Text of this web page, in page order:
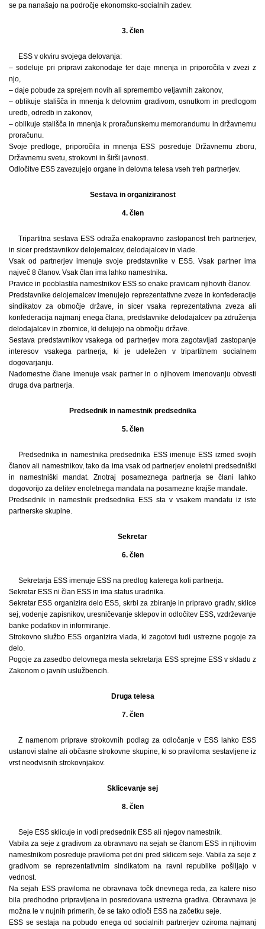
se pa nanašajo na področje ekonomsko-socialnih zadev.
3. člen
ESS v okviru svojega delovanja:
– sodeluje pri pripravi zakonodaje ter daje mnenja in priporočila v zvezi z
njo,
– daje pobude za sprejem novih ali spremembo veljavnih zakonov,
– oblikuje stališča in mnenja k delovnim gradivom, osnutkom in predlogom
uredb, odredb in zakonov,
– oblikuje stališča in mnenja k proračunskemu memorandumu in državnemu
proračunu.
Svoje predloge, priporočila in mnenja ESS posreduje Državnemu zboru,
Državnemu svetu, strokovni in širši javnosti.
Odločitve ESS zavezujejo organe in delovna telesa vseh treh partnerjev.
Sestava in organiziranost
4. člen
Tripartitna sestava ESS odraža enakopravno zastopanost treh partnerjev,
in sicer predstavnikov delojemalcev, delodajalcev in vlade.
Vsak od partnerjev imenuje svoje predstavnike v ESS. Vsak partner ima
največ 8 članov. Vsak član ima lahko namestnika.
Pravice in pooblastila namestnikov ESS so enake pravicam njihovih članov.
Predstavnike delojemalcev imenujejo reprezentativne zveze in konfederacije
sindikatov za območje države, in sicer vsaka reprezentativna zveza ali
konfederacija najmanj enega člana, predstavnike delodajalcev pa združenja
delodajalcev in zbornice, ki delujejo na območju države.
Sestava predstavnikov vsakega od partnerjev mora zagotavljati zastopanje
interesov vsakega partnerja, ki je udeležen v tripartitnem socialnem
dogovarjanju.
Nadomestne člane imenuje vsak partner in o njihovem imenovanju obvesti
druga dva partnerja.
Predsednik in namestnik predsednika
5. člen
Predsednika in namestnika predsednika ESS imenuje ESS izmed svojih
članov ali namestnikov, tako da ima vsak od partnerjev enoletni predsedniški
in namestniški mandat. Znotraj posameznega partnerja se člani lahko
dogovorijo za delitev enoletnega mandata na posamezne krajše mandate.
Predsednik in namestnik predsednika ESS sta v vsakem mandatu iz iste
partnerske skupine.
Sekretar
6. člen
Sekretarja ESS imenuje ESS na predlog katerega koli partnerja.
Sekretar ESS ni član ESS in ima status uradnika.
Sekretar ESS organizira delo ESS, skrbi za zbiranje in pripravo gradiv, sklice
sej, vodenje zapisnikov, uresničevanje sklepov in odločitev ESS, vzdrževanje
banke podatkov in informiranje.
Strokovno službo ESS organizira vlada, ki zagotovi tudi ustrezne pogoje za
delo.
Pogoje za zasedbo delovnega mesta sekretarja ESS sprejme ESS v skladu z
Zakonom o javnih uslužbencih.
Druga telesa
7. člen
Z namenom priprave strokovnih podlag za odločanje v ESS lahko ESS
ustanovi stalne ali občasne strokovne skupine, ki so praviloma sestavljene iz
vrst neodvisnih strokovnjakov.
Sklicevanje sej
8. člen
Seje ESS sklicuje in vodi predsednik ESS ali njegov namestnik.
Vabila za seje z gradivom za obravnavo na sejah se članom ESS in njihovim
namestnikom posreduje praviloma pet dni pred sklicem seje. Vabila za seje z
gradivom se reprezentativnim sindikatom na ravni republike pošiljajo v
vednost.
Na sejah ESS praviloma ne obravnava točk dnevnega reda, za katere niso
bila predhodno pripravljena in posredovana ustrezna gradiva. Obravnava je
možna le v nujnih primerih, če se tako odloči ESS na začetku seje.
ESS se sestaja na pobudo enega od socialnih partnerjev oziroma najmanj